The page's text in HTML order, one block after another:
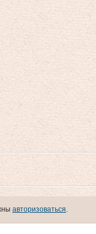
авторизоваться.